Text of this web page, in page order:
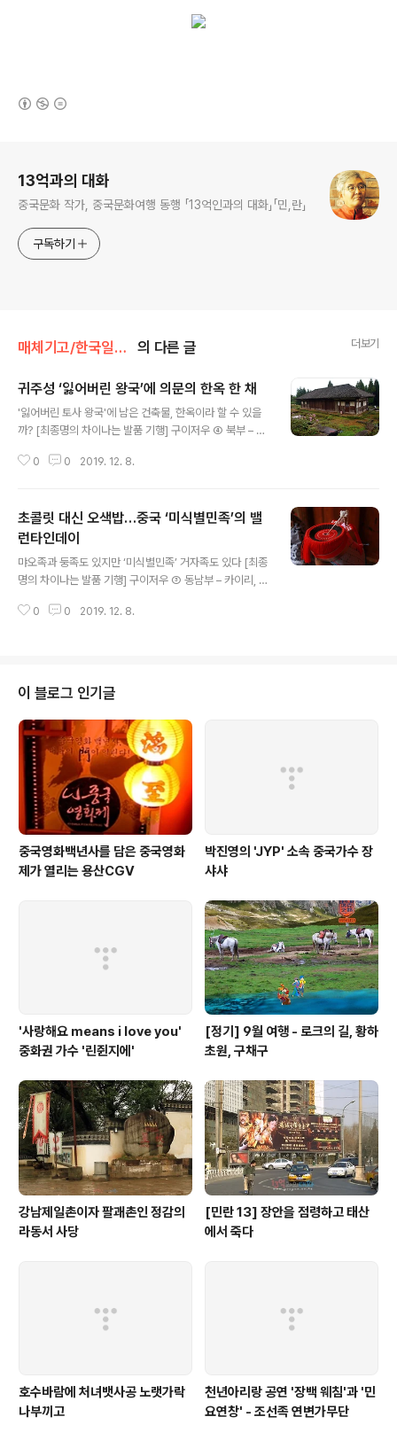
13억과의 대화
중국문화 작가, 중국문화여행 동행 「13억인과의 대화」「민,란」
구독하기
매체기고/한국일보발품기행 의 다른 글 더보기
귀주성 ‘잃어버린 왕국’에 의문의 한옥 한 채
'잃어버린 토사 왕국'에 남은 건축물, 한옥이라 할 수 있을
까? [최종명의 차이나는 발품 기행] 구이저우 ④ 북부 – 쭌
다. 해룡둔(海龙屯)이다. 구이양에서 북쪽으로 약 150k
이 지지를 받아 치열한 도피를 시작한 기점이다. 지금도 쭌
이는 혁명 역사를 배우는 '홍색 여행'으로 중요하게 치부된
다. 다시 30km를 더 북쪽으로 달리면 용암산에 위치한 해
룡둔이 나타난다. {계속}
0 0 2019. 12. 8.
초콜릿 대신 오색밥…중국 ‘미식별민족’의 밸
런타인데이
먀오족과 둥족도 있지만 ‘미식별민족’ 거자족도 있다 [최종
명의 차이나는 발품 기행] 구이저우 ③ 동남부 – 카이리, 타
이리(凯里)까지 3시간 걸린다. 자치주 인구 470만 중 8
번째로 인구가 많은 먀오족. 2010년 기준 약 950만 명이
다. 구이저우가 390만 명으로 가장 많다. 후난 200만 명,
윈난 120만 명 등 주로 서남부에 산재한다. 신중국 성립 후
문화와 전통이 대체로 비슷한 민족은 다 묶었다. 먀오족이
모이는 축제에 가면 동네마다 전통 복장부터 사뭇 다르다...
0 0 2019. 12. 8.
이 블로그 인기글
중국영화백년사를 담은 중국영화
제가 열리는 용산CGV
박진영의 'JYP' 소속 중국가수 장
샤샤
'사랑해요 means i love you'
중화권 가수 '린쥔지에'
[정기] 9월 여행 - 로크의 길, 황하
초원, 구채구
강남제일촌이자 팔괘촌인 정감의
라동서 사당
[민란 13] 장안을 점령하고 태산
에서 죽다
호수바람에 처녀뱃사공 노랫가락
나부끼고
천년아리랑 공연 '장백 웨침'과 '민
요연창' - 조선족 연변가무단